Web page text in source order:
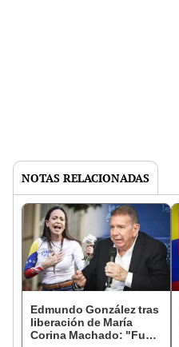
NOTAS RELACIONADAS
Edmundo González tras
liberación de María
Corina Machado: "Fue